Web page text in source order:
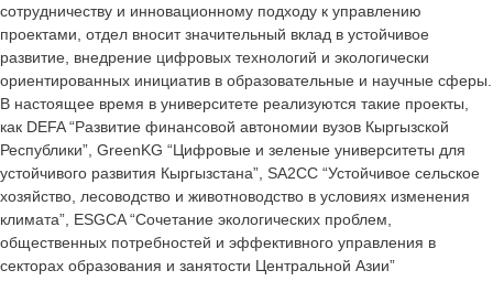
сотрудничеству и инновационному подходу к управлению
проектами, отдел вносит значительный вклад в устойчивое
развитие, внедрение цифровых технологий и экологически
ориентированных инициатив в образовательные и научные сферы.
В настоящее время в университете реализуются такие проекты,
как DEFA “Развитие финансовой автономии вузов Кыргызской
Республики”, GreenKG “Цифровые и зеленые университеты для
устойчивого развития Кыргызстана”, SA2CC “Устойчивое сельское
хозяйство, лесоводство и животноводство в условиях изменения
климата”, ESGCA “Сочетание экологических проблем,
общественных потребностей и эффективного управления в
секторах образования и занятости Центральной Азии”